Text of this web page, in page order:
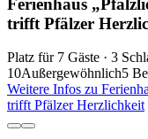
trifft Pfälzer
Platz für 7 Gäste · 3
10Außergewöhnlich5
Weitere Infos zu
trifft Pfälzer Herzlichkeit